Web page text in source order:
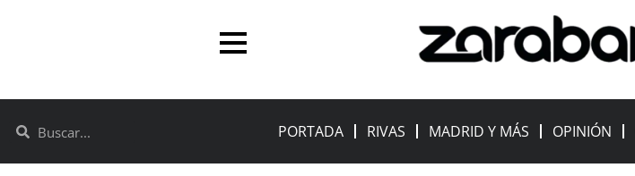
PORTADA RIVAS MADRID Y MÁS OPINIÓN